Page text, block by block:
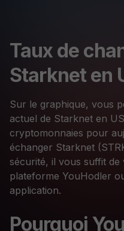
Taux de
Starknet en
Sur le graphique, vous
actuel de Starknet en
cryptomonnaies pour
échanger Starknet
sécurité, il vous suffit
plateforme YouHodler
application.
Pourquoi